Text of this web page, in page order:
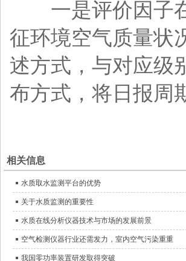
一是评价因子在
征环境空气质量状
述方式，与对应级
布方式，将日报周
相关信息
水质取水监测平台的优势
关于水质监测的重要性
水质在线分析仪器技术与市场的发展前景
空气检测仪器行业还需发力，室内空气污染重重
我国零功率装置研发取得突破